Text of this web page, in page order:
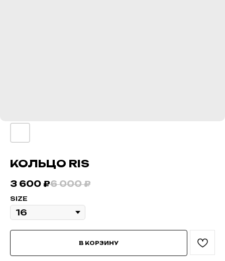
КОЛЬЦО RIS
3 600 ₽6 000 ₽
SIZE
В КОРЗИНУ